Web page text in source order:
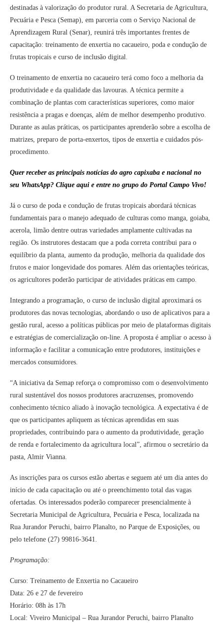
destinadas à valorização do produtor rural. A Secretaria de Agricultura,
Pecuária e Pesca (Semap), em parceria com o Serviço Nacional de
Aprendizagem Rural (Senar), reunirá três importantes frentes de
capacitação: treinamento de enxertia no cacaueiro, poda e condução de
frutas tropicais e curso de inclusão digital.
O treinamento de enxertia no cacaueiro terá como foco a melhoria da
produtividade e da qualidade das lavouras. A técnica permite a
combinação de plantas com características superiores, como maior
resistência a pragas e doenças, além de melhor desempenho produtivo.
Durante as aulas práticas, os participantes aprenderão sobre a escolha de
matrizes, preparo de porta-enxertos, tipos de enxertia e cuidados pós-
procedimento.
Quer receber as principais notícias do agro capixaba e nacional no
seu WhatsApp? Clique aqui e entre no grupo do Portal Campo Vivo!
Já o curso de poda e condução de frutas tropicais abordará técnicas
fundamentais para o manejo adequado de culturas como manga, goiaba,
acerola, limão dentre outras variedades amplamente cultivadas na
região. Os instrutores destacam que a poda correta contribui para o
equilíbrio da planta, aumento da produção, melhoria da qualidade dos
frutos e maior longevidade dos pomares. Além das orientações teóricas,
os agricultores poderão participar de atividades práticas em campo.
Integrando a programação, o curso de inclusão digital aproximará os
produtores das novas tecnologias, abordando o uso de aplicativos para a
gestão rural, acesso a políticas públicas por meio de plataformas digitais
e estratégias de comercialização on-line. A proposta é ampliar o acesso à
informação e facilitar a comunicação entre produtores, instituições e
mercados consumidores.
“A iniciativa da Semap reforça o compromisso com o desenvolvimento
rural sustentável dos nossos produtores aracruzenses, promovendo
conhecimento técnico aliado à inovação tecnológica. A expectativa é de
que os participantes apliquem as técnicas aprendidas em suas
propriedades, contribuindo para o aumento da produtividade, geração
de renda e fortalecimento da agricultura local”, afirmou o secretário da
pasta, Almir Vianna.
As inscrições para os cursos estão abertas e seguem até um dia antes do
início de cada capacitação ou até o preenchimento total das vagas
ofertadas. Os interessados poderão comparecer presencialmente à
Secretaria Municipal de Agricultura, Pecuária e Pesca, localizada na
Rua Jurandor Peruchi, bairro Planalto, no Parque de Exposições, ou
pelo telefone (27) 99816-3641.
Programação:
Curso: Treinamento de Enxertia no Cacaueiro
Data: 26 e 27 de fevereiro
Horário: 08h às 17h
Local: Viveiro Municipal – Rua Jurandor Peruchi, bairro Planalto